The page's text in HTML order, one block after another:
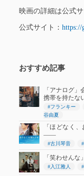
映画の詳細は公式
公式サイト： https://
おすすめ記事
「アナログ」
携帯を持たな
#フランキー
谷由夏
「ほどなく
――
#古川琴音
「笑わせん
#入江雅人